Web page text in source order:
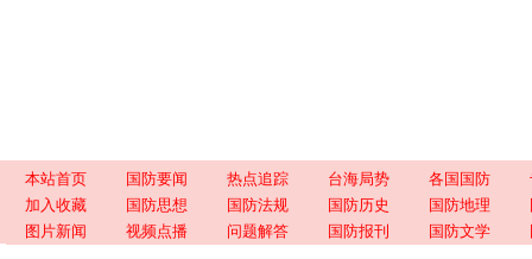
本站首页 国防要闻 热点追踪 台海局势 各国国防
加入收藏
国防思想 国防法规 国防历史 国防地理
图片新闻
视频点播 问题解答 国防报刊 国防文学